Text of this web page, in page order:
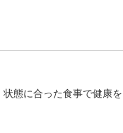
態に合った食事で健康を